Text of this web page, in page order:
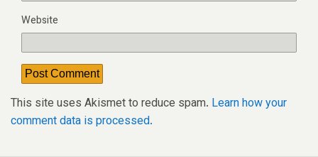
Website
This site uses Akismet to reduce spam. Learn how your
comment data is processed.